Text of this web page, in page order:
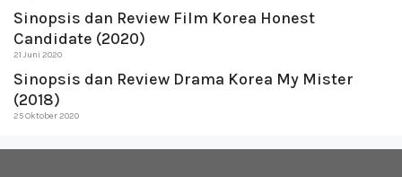
Sinopsis dan Review Film Korea Honest
Candidate (2020)
21 Juni 2020
Sinopsis dan Review Drama Korea My Mister
(2018)
25 Oktober 2020